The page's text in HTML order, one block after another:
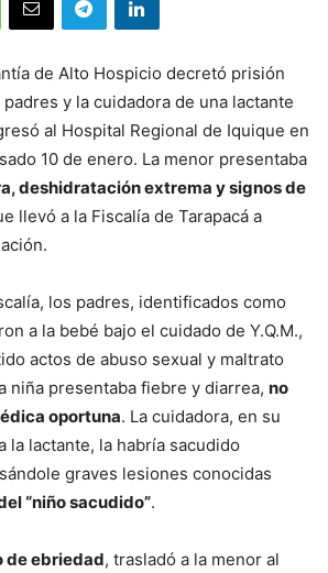
de Alto Hospicio decretó prisión
y la cuidadora de una lactante
al Hospital Regional de Iquique en
10 de enero. La menor presentaba
deshidratación extrema y signos de
llevó a la Fiscalía de Tarapacá a
los padres, identificados como
a la bebé bajo el cuidado de Y.Q.M.,
actos de abuso sexual y maltrato
niña presentaba fiebre y diarrea, no
oportuna. La cuidadora, en su
la lactante, la habría sacudido
graves lesiones conocidas
“niño sacudido”.
de ebriedad, trasladó a la menor al